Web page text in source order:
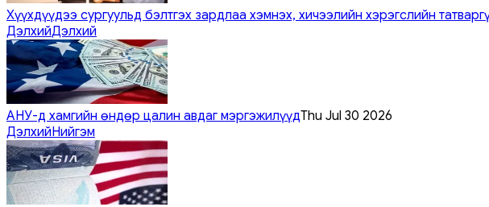
Хүүхдүүдээ сургуульд бэлтгэх зардлаа хэмнэх, хичээлийн хэрэгслийн
ДэлхийДэлхий
АНУ-д хамгийн өндөр цалин авдаг мэргэжилүүдThu Jul 30 2026
ДэлхийНийгэм